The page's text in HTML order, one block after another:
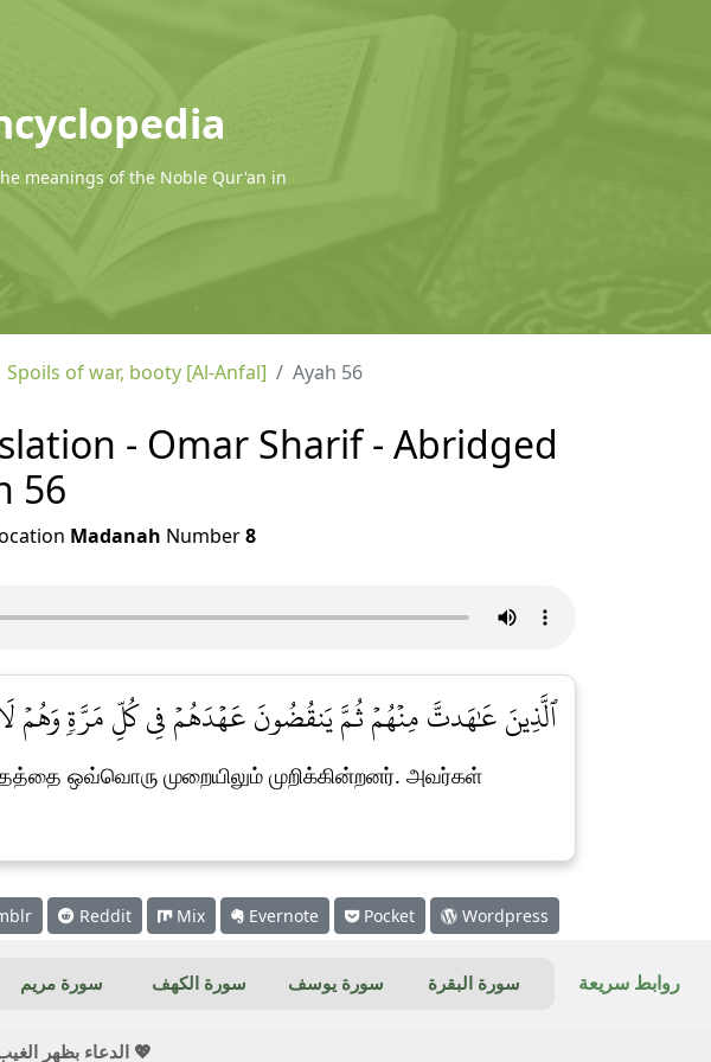
meanings of the Noble Qur'an in
Spoils of war, booty [Al-Anfal] Ayah 56
- Omar Sharif - Abridged
56
Madanah Number8
ٱلَّذِينَ عَٰهَدتَّ مِنۡهُمۡ ثُمَّ يَنقُضُونَ عَهۡدَهُمۡ فِي كُلِّ مَرَّةٖ وَهُمۡ لَا
ஒவ்வொரு முறையிலும் முறிக்கின்றனர். அவர்கள்
Reddit Mix Evernote Pocket Wordpress
روابط سريعة سورة البقرة سورة يوسف سورة الكهف سورة مريم
💖 الدعاء بظهر